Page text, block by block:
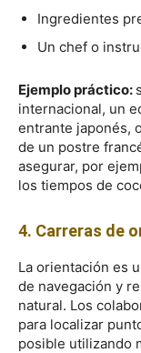
Ingredientes
Un chef o
Ejemplo práctico:
internacional, un
entrante japonés,
de un postre
asegurar, por
los tiempos de
4. Carreras de
La orientación es
de navegación y
natural. Los
para localizar
posible utilizando